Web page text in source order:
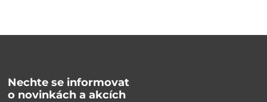
Nechte se informovat
o novinkách a akcích